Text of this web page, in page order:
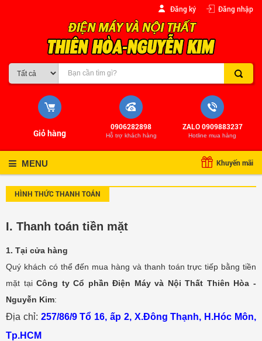
Đăng ký Đăng nhập
ZALO 0909883237
Hotline mua hàng
0906282898
Hỗ trợ khách hàng
Giỏ hàng
Khuyến mãi
MENU
HÌNH THỨC THANH TOÁN
I. Thanh toán tiền mặt
1. Tại cửa hàng
Quý khách có thể đến mua hàng và thanh toántrực tiếp bằng tiền
mặt tạiCông ty Cổ phần Điện Máy và Nội Thất Thiên Hòa -
Nguyễn Kim:
Địa chỉ: 257/86/9 Tổ 16, ấp 2, X.Đông Thạnh, H.Hóc Môn,
Tp.HCM